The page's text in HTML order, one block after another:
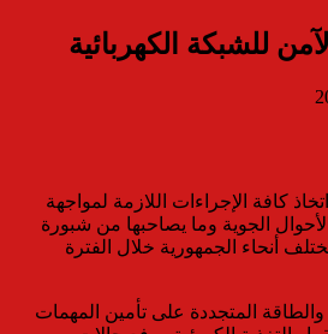
للشبكة الكهربائية
كافة الإجراءات اللازمة لمواجهة
الجوية وما يصاحبها من شبورة
أنحاء الجمهورية خلال الفترة
المتجددة على تأمين المهمات